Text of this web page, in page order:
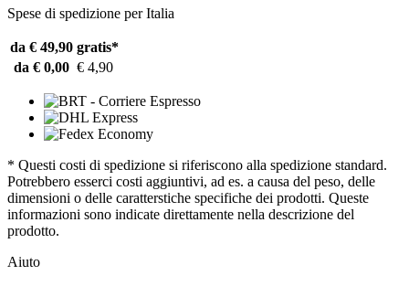
Spese di spedizione per Italia
da € 49,90 gratis*
da € 0,00 € 4,90
* Questi costi di spedizione si riferiscono alla spedizione standard.
Potrebbero esserci costi aggiuntivi, ad es. a causa del peso, delle
dimensioni o delle caratterstiche specifiche dei prodotti. Queste
informazioni sono indicate direttamente nella descrizione del
prodotto.
Aiuto